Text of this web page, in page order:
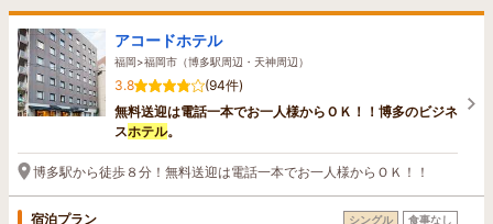
アコードホテル
福岡>福岡市（博多駅周辺・天神周辺）
3.8
(94件)
無料送迎は電話一本でお一人様からＯＫ！！博多のビジネ
スホテル。
博多駅から徒歩８分！無料送迎は電話一本でお一人様からＯＫ！！
宿泊プラン シングル 食事なし